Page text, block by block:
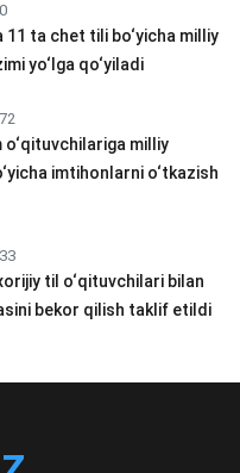
11 ta chet tili bo‘yicha milliy
yo‘lga qo‘yiladi
o‘qituvchilariga milliy
imtihonlarni o‘tkazish
til o‘qituvchilari bilan
bekor qilish taklif etildi